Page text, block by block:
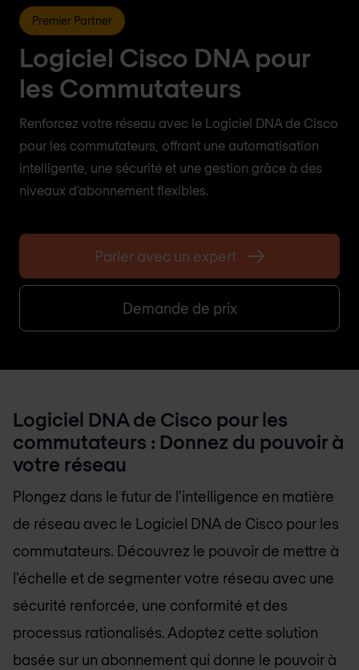
Premier Partner
Logiciel Cisco DNA pour
les Commutateurs
Renforcez votre réseau avec le Logiciel DNA de Cisco
pour les commutateurs, offrant une automatisation
intelligente, une sécurité et une gestion grâce à des
niveaux d'abonnement flexibles.
Parler avec un expert
Demande de prix
Logiciel DNA de Cisco pour les
commutateurs : Donnez du pouvoir à
votre réseau
Plongez dans le futur de l'intelligence en matière
de réseau avec le Logiciel DNA de Cisco pour les
commutateurs. Découvrez le pouvoir de mettre à
l'échelle et de segmenter votre réseau avec une
sécurité renforcée, une conformité et des
processus rationalisés. Adoptez cette solution
basée sur un abonnement qui donne le pouvoir à